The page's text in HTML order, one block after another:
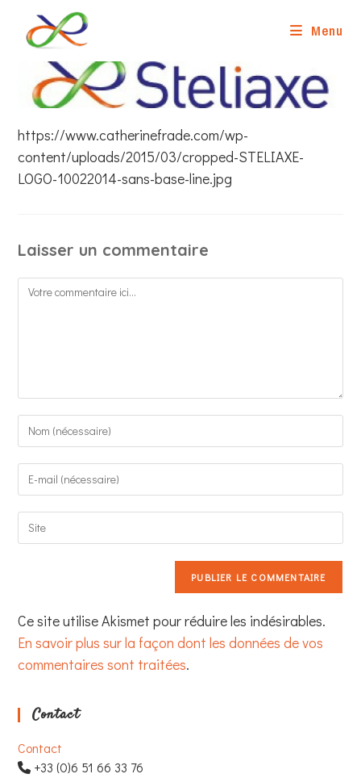
content
Menu
https://www.catherinefrade.com/wp-
content/uploads/2015/03/cropped-STELIAXE-
LOGO-10022014-sans-base-line.jpg
Laisser un commentaire
Comment
your
username
comment
your
address
to l’URL
Ce site utilise Akismet pour réduire les indésirables.
En savoir plus sur la façon dont les données de vos
commentaires sont traitées.
Contact
Contact
+33 (0)6 51 66 33 76